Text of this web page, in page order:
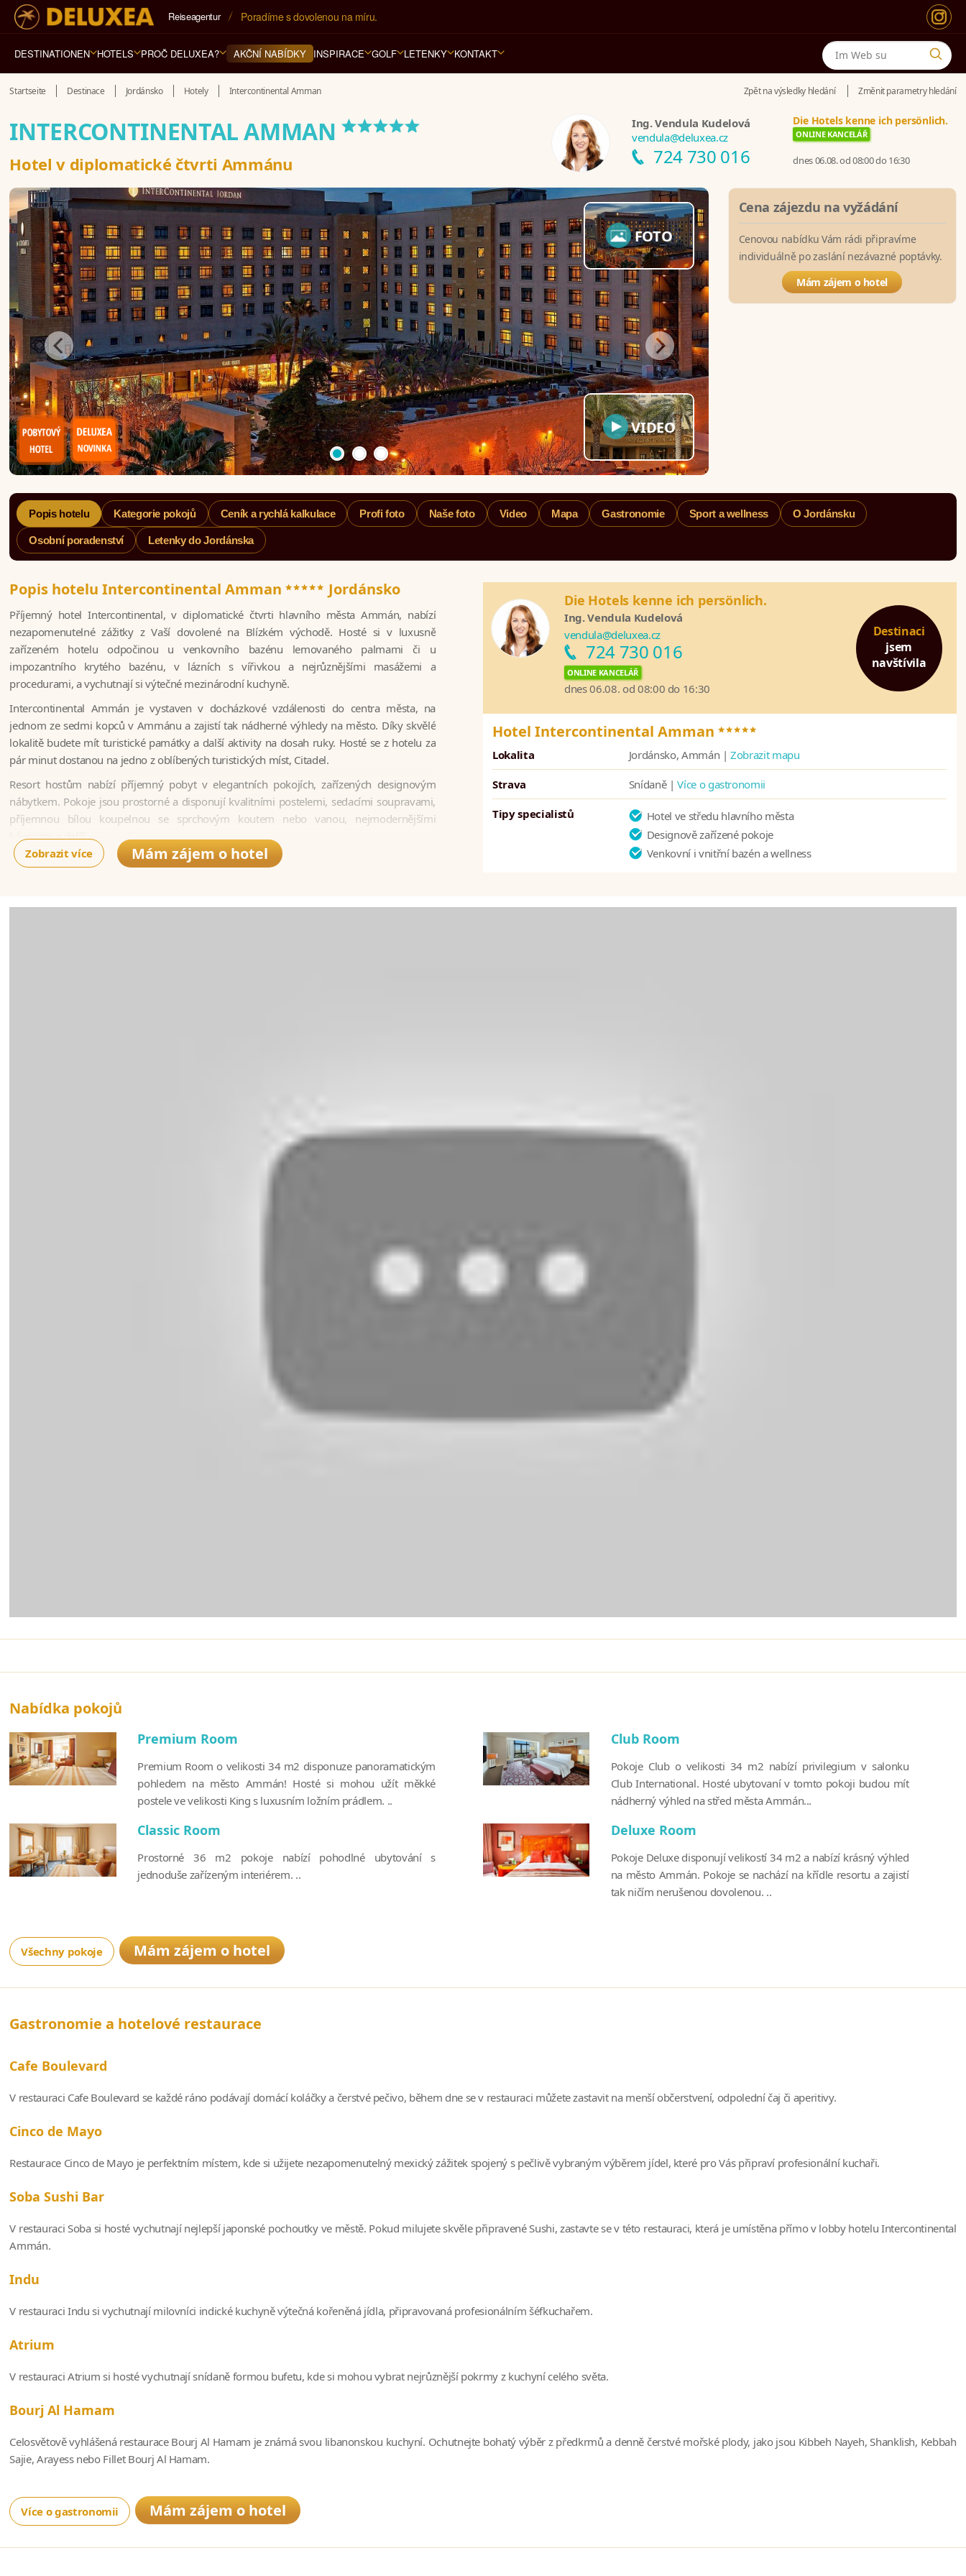
Reiseagentur 5* cestovní kancelář na luxusní dovolenou od 100.000 Kč.
DESTINATIONEN HOTELS PROČ DELUXEA? AKČNÍ NABÍDKY INSPIRACE GOLF LETENKY KONTAKT
Startseite Destinace Jordánsko Hotely Intercontinental Amman Zpět na výsledky hledání Změnit parametry hledání
INTERCONTINENTAL AMMAN*****
Hotel v diplomatické čtvrti Ammánu
Ing. Vendula Kudelová
vendula@deluxea.cz
724 730 016
Die Hotels kenne ich persönlich.
ONLINE KANCELÁŘ
dnes 06.08. od 08:00 do 16:30
FOTO
VIDEO
Cena zájezdu na vyžádání
Cenovou nabídku Vám rádi připravíme
individuálně po zaslání nezávazné poptávky.
Mám zájem o hotel
Popis hotelu Kategorie pokojů Ceník a rychlá kalkulace Profi foto Naše foto Video Mapa Gastronomie Sport a wellness O Jordánsku
Osobní poradenství Letenky do Jordánska
Destinaci
jsem
navštívila
Die Hotels kenne ich persönlich.
Ing. Vendula Kudelová
vendula@deluxea.cz
724 730 016
ONLINE KANCELÁŘ
dnes 06.08. od 08:00 do 16:30
Hotel Intercontinental Amman*****
Lokalita Jordánsko, Ammán |Zobrazit mapu
Strava Snídaně |Více o gastronomii
Tipy specialistů
Hotel ve středu hlavního města
Designově zařízené pokoje
Venkovní i vnitřní bazén a wellness
Popis hotelu Intercontinental Amman***** Jordánsko
Příjemný hotel Intercontinental, v diplomatické čtvrti hlavního města Ammán, nabízí
nezapomenutelné zážitky z Vaší dovolené na Blízkém východě. Hosté si v luxusně
zařízeném hotelu ​odpočinou u venkovního bazénu lemovaného palmami či u
impozantního krytého bazénu, ​v lázních s vířivkou a nejrůznějšími masážemi a
procedurami, a vychutnají ​si ​výtečné mezinárodní kuchyně​.
Intercontinental Ammán je vystaven​ v docházkové vzdálenosti do centra města,​ na
jednom z​e sedmi ​kopců​ v​ Ammánu a zajistí tak nádherné výhledy na město. Díky skvělé
lokalitě budete mít turistické památky a další aktivity na dosah ruky.​ Hosté se z hotelu za
pár minut dostanou na jedno z oblíbených turistických míst, Citadel. ​
Resort hostům nabízí příjemný pobyt v elegantních pokojích, zařízených designovým
nábytkem. Pokoje jsou prostorné a disponují kvalitními postelemi, sedacími soupravami,
příjemnou bílou koupelnou se sprchovým koutem nebo vanou, nejmodernějšími
kávovary a další.
Zobrazit více
Mám zájem o hotel
Nabídka pokojů
Premium Room
Premium Room o velikosti 34 m2 disponuze panoramatickým
pohledem na město Ammán! Hosté si mohou užít měkké
postele ve velikosti King s luxusním ložním prádlem. ..
Club Room
Pokoje Club o velikosti 34 m2 nabízí privilegium v salonku
Club International. Hosté ubytovaní v tomto pokoji budou mít
nádherný výhled na střed města Ammán...
Classic Room
Prostorné 36 m2 pokoje nabízí pohodlné ubytování s
jednoduše zařízeným interiérem. ..
Deluxe Room
Pokoje Deluxe disponují velikostí 34 m2 a nabízí krásný výhled
na město Ammán. Pokoje se nachází na křídle resortu a zajistí
tak ničím nerušenou dovolenou. ..
Všechny pokoje Mám zájem o hotel
Gastronomie a hotelové restaurace
Cafe Boulevard
V restauraci Cafe Boulevard se každé ráno podávají domácí koláčky a čerstvé pečivo, během dne se v restauraci můžete zastavit na menší občerstvení, odpolední čaj či aperitivy.
Cinco de Mayo
Restaurace Cinco de Mayo je perfektním místem, kde si užijete nezapomenutelný mexický zážitek spojený s pečlivě vybraným výběrem jídel, které pro Vás připraví profesionální kuchaři.
Soba Sushi Bar
V restauraci Soba si hosté vychutnají nejlepší japonské pochoutky ve městě. Pokud milujete skvěle připravené Sushi, zastavte se v této restauraci, která je umístěna přímo v lobby hotelu Intercontinental
Ammán.
Indu
V restauraci Indu si vychutnají milovníci indické kuchyně výtečná kořeněná jídla, připravovaná profesionálním šéfkuchařem.
Atrium
V restauraci Atrium si hosté vychutnají snídaně formou bufetu, kde si mohou vybrat nejrůznější pokrmy z kuchyní celého světa.
Bourj Al Hamam
Celosvětově vyhlášená restaurace Bourj Al Hamam je známá svou libanonskou kuchyní. Ochutnejte bohatý výběr z předkrmů a denně čerstvé mořské plody, jako jsou Kibbeh Nayeh, Shanklish, Kebbah
Sajie, Arayess nebo Fillet Bourj Al Hamam.
Více o gastronomii Mám zájem o hotel